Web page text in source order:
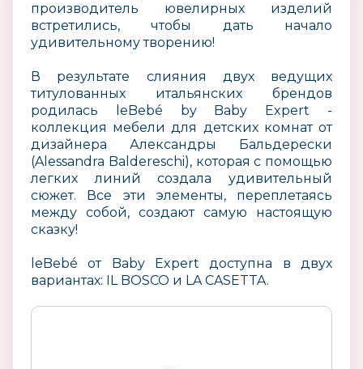
производитель ювелирных изделий
встретились, чтобы дать начало
удивительному творению!
В результате слияния двух ведущих
титулованных итальянских брендов
родилась leBebé by Baby Expert -
коллекция мебели для детских комнат от
дизайнера Александры Бальдерески
(Alessandra Baldereschi), которая с помощью
легких линий создала удивительный
сюжет. Все эти элементы, переплетаясь
между собой, создают самую настоящую
сказку!
leBebé от Baby Expert доступна в двух
вариантах: IL BOSCO и LA CASETTA.